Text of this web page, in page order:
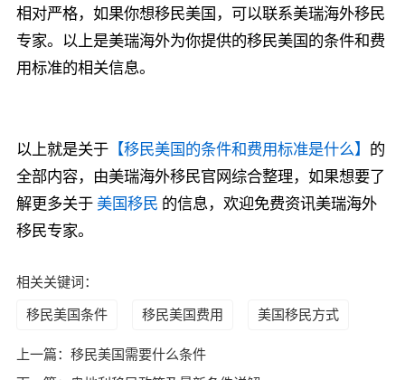
相对严格，如果你想移民美国，可以联系美瑞海外移民
专家。以上是美瑞海外为你提供的移民美国的条件和费
用标准的相关信息。
以上就是关于【移民美国的条件和费用标准是什么】 的
全部内容，由美瑞海外移民官网综合整理，如果想要了
解更多关于 美国移民 的信息，欢迎免费资讯美瑞海外
移民专家。
相关关键词：
移民美国条件 移民美国费用 美国移民方式
上一篇： 移民美国需要什么条件